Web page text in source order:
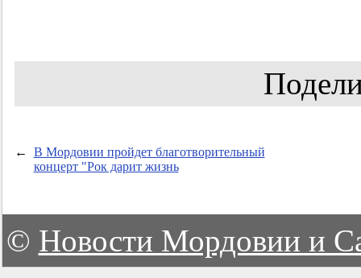
←
В Мордовии пройдет благотворительный
концерт "Рок дарит жизнь
© Новости Мордовии и